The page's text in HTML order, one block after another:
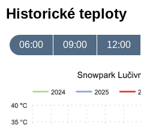
Historické teploty
06:00 09:00 12:00